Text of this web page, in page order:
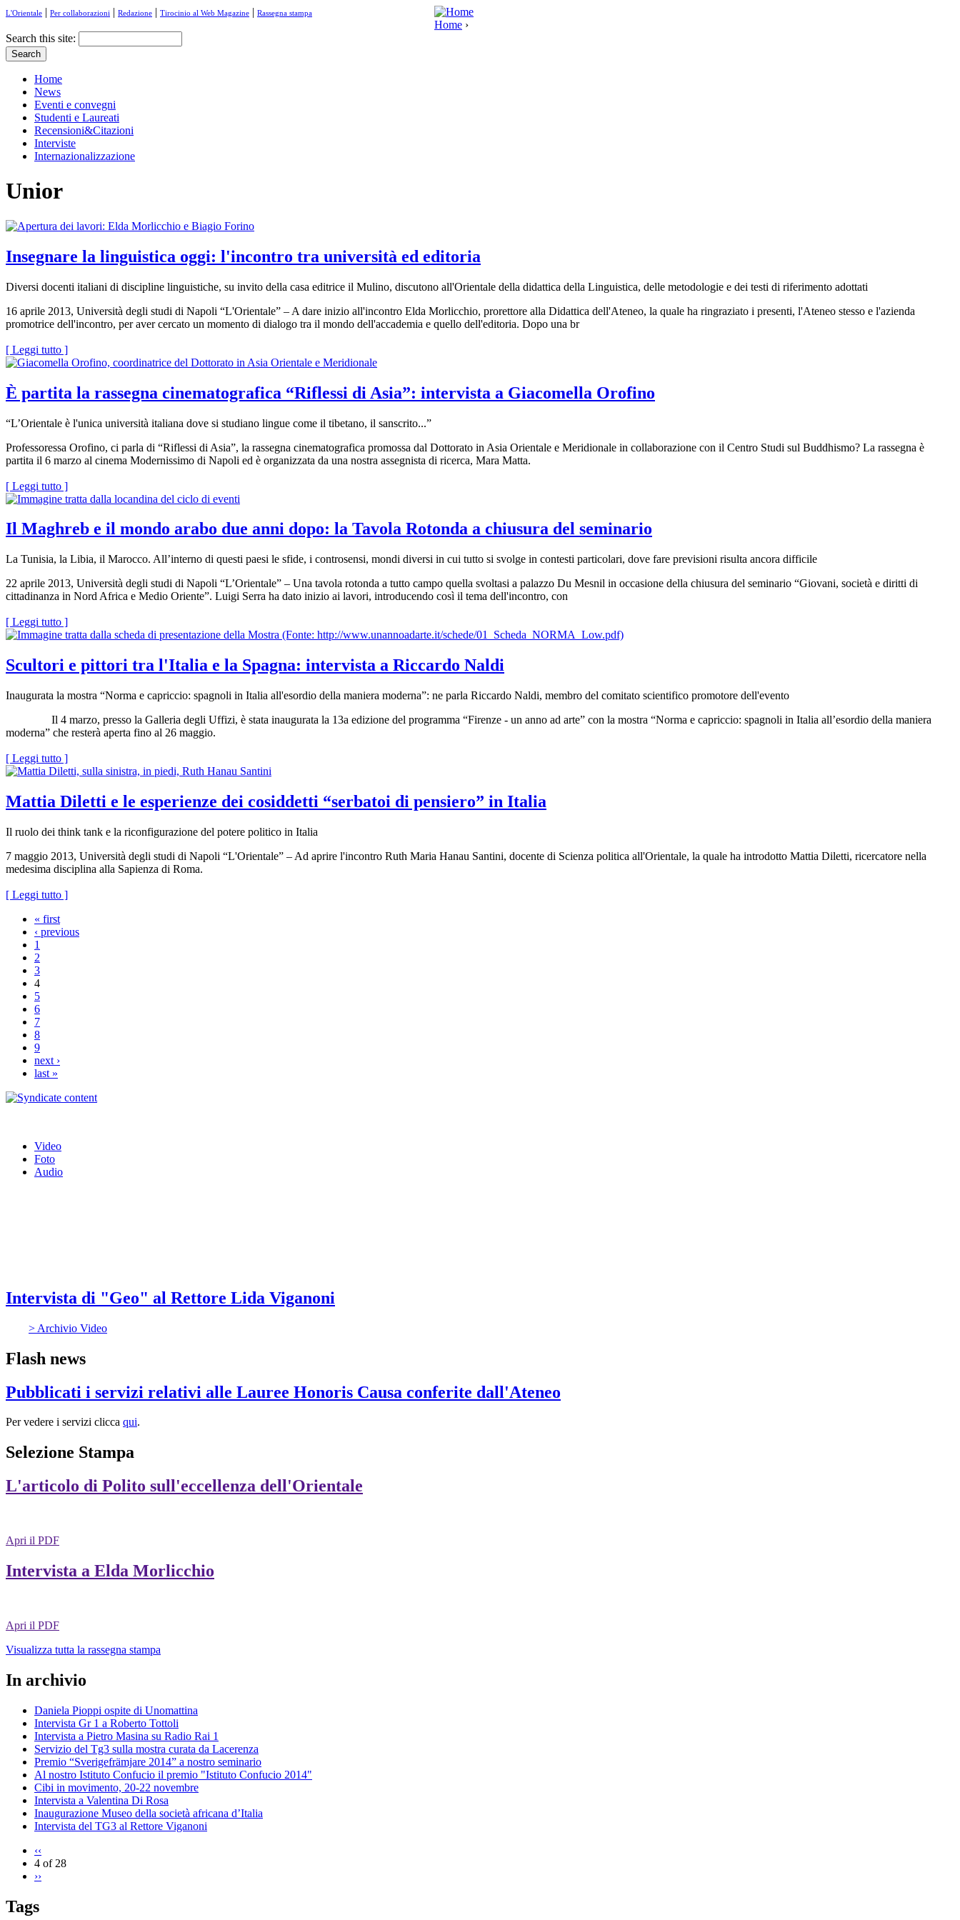
L'Orientale | Per collaborazioni | Redazione | Tirocinio al Web Magazine | Rassegna stampa
Home ›
Search this site:
Home
News
Eventi e convegni
Studenti e Laureati
Recensioni&Citazioni
Interviste
Internazionalizzazione
Unior
Insegnare la linguistica oggi: l'incontro tra università ed editoria
Diversi docenti italiani di discipline linguistiche, su invito della casa editrice il Mulino, discutono all'Orientale della didattica della Linguistica, delle metodologie e dei testi di riferimento adottati
16 aprile 2013, Università degli studi di Napoli “L'Orientale” – A dare inizio all'incontro Elda Morlicchio, prorettore alla Didattica dell'Ateneo, la quale ha ringraziato i presenti, l'Ateneo stesso e l'azienda
promotrice dell'incontro, per aver cercato un momento di dialogo tra il mondo dell'accademia e quello dell'editoria. Dopo una br
[ Leggi tutto ]
È partita la rassegna cinematografica “Riflessi di Asia”: intervista a Giacomella Orofino
“L’Orientale è l'unica università italiana dove si studiano lingue come il tibetano, il sanscrito...”
Professoressa Orofino, ci parla di “Riflessi di Asia”, la rassegna cinematografica promossa dal Dottorato in Asia Orientale e Meridionale in collaborazione con il Centro Studi sul Buddhismo? La rassegna è
partita il 6 marzo al cinema Modernissimo di Napoli ed è organizzata da una nostra assegnista di ricerca, Mara Matta.
[ Leggi tutto ]
Il Maghreb e il mondo arabo due anni dopo: la Tavola Rotonda a chiusura del seminario
La Tunisia, la Libia, il Marocco. All’interno di questi paesi le sfide, i controsensi, mondi diversi in cui tutto si svolge in contesti particolari, dove fare previsioni risulta ancora difficile
22 aprile 2013, Università degli studi di Napoli “L’Orientale” – Una tavola rotonda a tutto campo quella svoltasi a palazzo Du Mesnil in occasione della chiusura del seminario “Giovani, società e diritti di
cittadinanza in Nord Africa e Medio Oriente”. Luigi Serra ha dato inizio ai lavori, introducendo così il tema dell'incontro, con
[ Leggi tutto ]
Scultori e pittori tra l'Italia e la Spagna: intervista a Riccardo Naldi
Inaugurata la mostra “Norma e capriccio: spagnoli in Italia all'esordio della maniera moderna”: ne parla Riccardo Naldi, membro del comitato scientifico promotore dell'evento
Il 4 marzo, presso la Galleria degli Uffizi, è stata inaugurata la 13a edizione del programma “Firenze - un anno ad arte” con la mostra “Norma e capriccio: spagnoli in Italia all’esordio della maniera
moderna” che resterà aperta fino al 26 maggio.
[ Leggi tutto ]
Mattia Diletti e le esperienze dei cosiddetti “serbatoi di pensiero” in Italia
Il ruolo dei think tank e la riconfigurazione del potere politico in Italia
7 maggio 2013, Università degli studi di Napoli “L'Orientale” – Ad aprire l'incontro Ruth Maria Hanau Santini, docente di Scienza politica all'Orientale, la quale ha introdotto Mattia Diletti, ricercatore nella
medesima disciplina alla Sapienza di Roma.
[ Leggi tutto ]
« first
‹ previous
1
2
3
4
5
6
7
8
9
next ›
last »
Video
Foto
Audio
Intervista di "Geo" al Rettore Lida Viganoni
> Archivio Video
Flash news
Pubblicati i servizi relativi alle Lauree Honoris Causa conferite dall'Ateneo
Per vedere i servizi clicca qui.
Selezione Stampa
L'articolo di Polito sull'eccellenza dell'Orientale
Apri il PDF
Intervista a Elda Morlicchio
Apri il PDF
Visualizza tutta la rassegna stampa
In archivio
Daniela Pioppi ospite di Unomattina
Intervista Gr 1 a Roberto Tottoli
Intervista a Pietro Masina su Radio Rai 1
Servizio del Tg3 sulla mostra curata da Lacerenza
Premio “Sverigefrämjare 2014” a nostro seminario
Al nostro Istituto Confucio il premio "Istituto Confucio 2014"
Cibi in movimento, 20-22 novembre
Intervista a Valentina Di Rosa
Inaugurazione Museo della società africana d’Italia
Intervista del TG3 al Rettore Viganoni
‹‹
4 of 28
››
Tags